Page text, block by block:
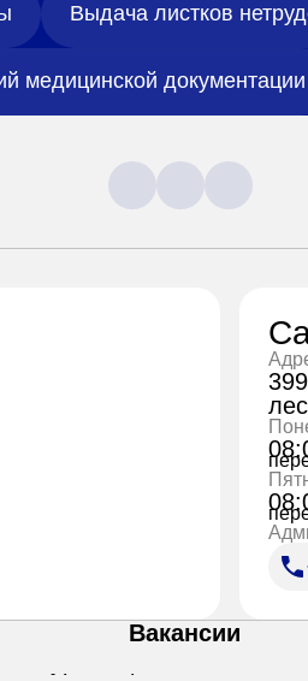
Выдача листков
медицинской документации
Вакансии